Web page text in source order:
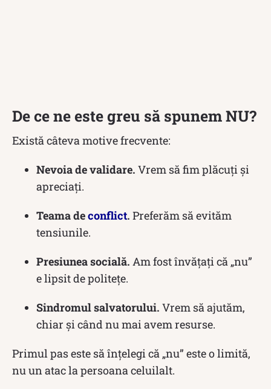
De ce ne este greu să spunem NU?
Există câteva motive frecvente:
Nevoia de validare. Vrem să fim plăcuți și
apreciați.
Teama deconflict. Preferăm să evităm
tensiunile.
Presiunea socială. Am fost învățați că „nu”
e lipsit de politețe.
Sindromul salvatorului. Vrem să ajutăm,
chiar și când nu mai avem resurse.
Primul pas este să înțelegi că „nu” este o limită,
nu un atac la persoana celuilalt.